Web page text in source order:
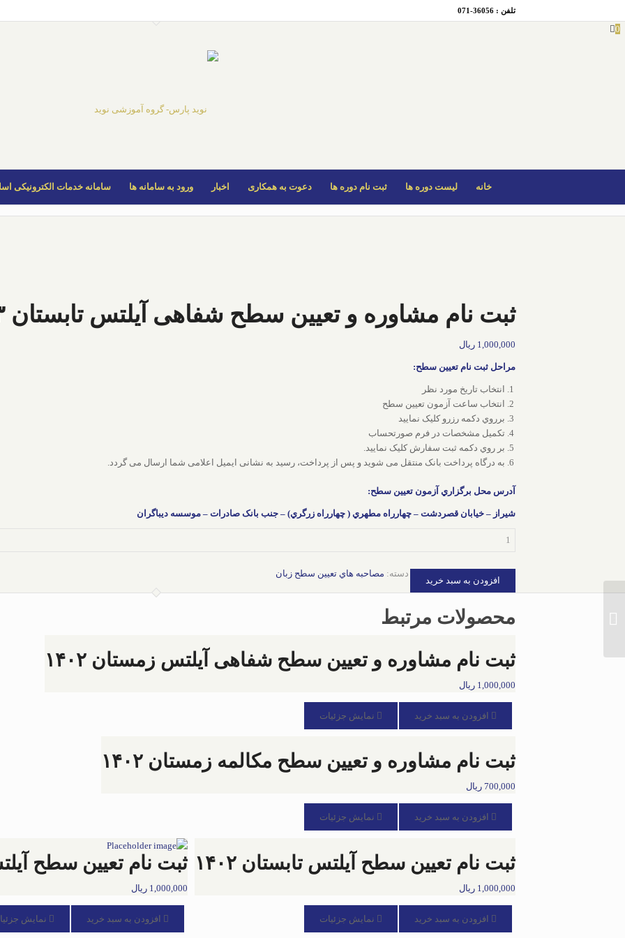
تلفن : 36056-071
0
خانه لیست دوره ها ثبت نام دوره ها دعوت به همکاری اخبار ورود به سامانه ها سامانه خدمات الکترونیکی
ثبت نام مشاوره و تعیین سطح شفاهی آیلتس تابستان ۱۴۰۳
1,000,000 ریال
مراحل ثبت نام تعيين سطح:
انتخاب تاريخ مورد نظر
انتخاب ساعت آزمون تعيين سطح
برروي دکمه رزرو کليک نماييد
تکميل مشخصات در فرم صورتحساب
بر روي دکمه ثبت سفارش کليک نماييد.
به درگاه پرداخت بانک منتقل می شوید و پس از پرداخت، رسید به نشانی ایمیل اعلامی شما ارسال می گردد.
آدرس محل برگزاري آزمون تعيين سطح:
شيراز – خيابان قصردشت – چهارراه مطهري ( چهارراه زرگري) – جنب بانک صادرات – موسسه ديباگران
ثبت
تعیین
شفاهی
تابستان
1403
عدد
افزودن به سبد خرید
دسته: مصاحبه هاي تعيين سطح زبان
محصولات مرتبط
ثبت نام مشاوره و تعیین سطح شفاهی آیلتس زمستان ۱۴۰۲
1,000,000 ریال
افزودن به سبد خرید نمایش جزئیات
ثبت نام مشاوره و تعیین سطح مکالمه زمستان ۱۴۰۲
700,000 ریال
افزودن به سبد خرید نمایش جزئیات
ثبت نام تعیین سطح آیلتس تابستان ۱۴۰۲
1,000,000 ریال
افزودن به سبد خرید نمایش جزئیات
ثبت نام تعیین سطح آیلتس
1,000,000 ریال
افزودن به سبد خرید نمایش